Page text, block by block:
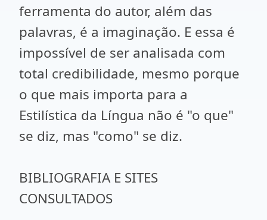
ferramenta do autor, além das
palavras, é a imaginação. E essa é
impossível de ser analisada com
total credibilidade, mesmo porque
o que mais importa para a
Estilística da Língua não é "o que"
se diz, mas "como" se diz.
BIBLIOGRAFIA E SITES
CONSULTADOS